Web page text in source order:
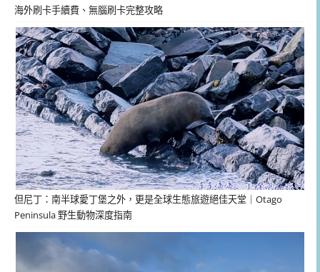
海外刷卡手續費、無腦刷卡完整攻略
但尼丁：南半球愛丁堡之外，更是全球生態旅遊絕佳天堂｜Otago
Peninsula 野生動物深度指南